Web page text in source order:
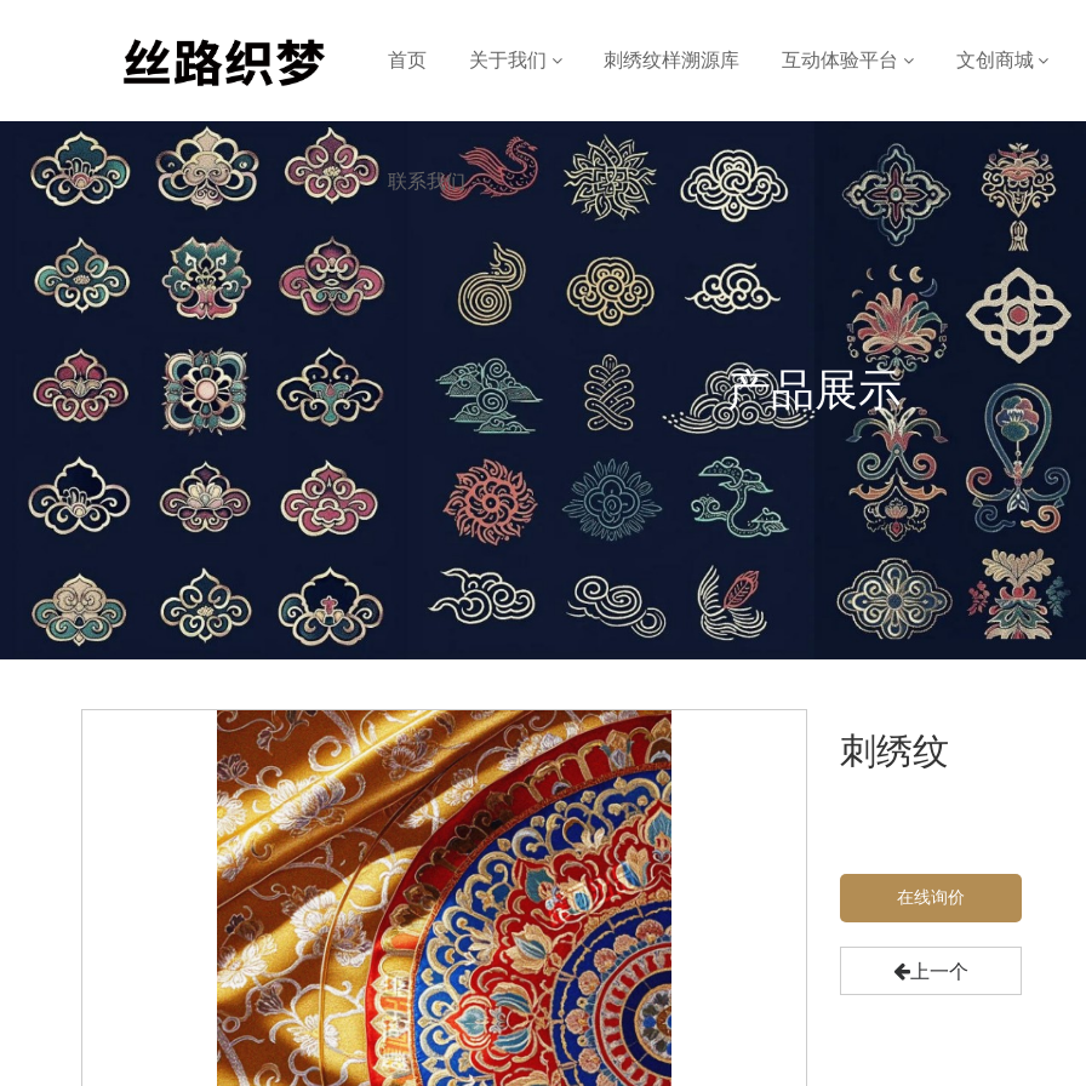
首页 关于我们 刺绣纹样溯源库 互动体验平台 文创商城
联系我们
产品展示
刺绣纹
在线询价
上一个